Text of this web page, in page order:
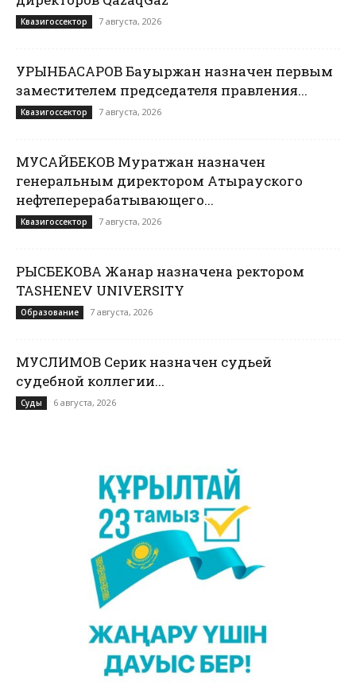
Квазигоссектор 7 августа, 2026
УРЫНБАСАРОВ Бауыржан назначен первым
заместителем председателя правления...
Квазигоссектор 7 августа, 2026
МУСАЙБЕКОВ Муратжан назначен
генеральным директором Атырауского
нефтеперерабатывающего...
Квазигоссектор 7 августа, 2026
РЫСБЕКОВА Жанар назначена ректором
TASHENEV UNIVERSITY
Образование 7 августа, 2026
МУСЛИМОВ Серик назначен судьей
судебной коллегии...
Суды 6 августа, 2026